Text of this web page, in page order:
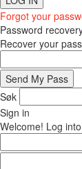
Forgot your
Password
Recover your
Søk
Sign in
Welcome! Log